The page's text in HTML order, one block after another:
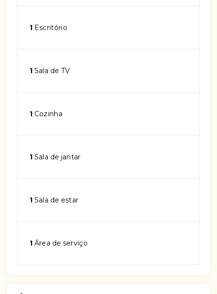
1 Escritório
1 Sala de TV
1 Cozinha
1 Sala de jantar
1 Sala de estar
1 Área de serviço